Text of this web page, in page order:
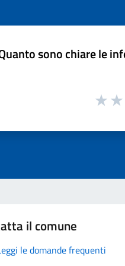
sono chiare le
il comune
le domande frequenti